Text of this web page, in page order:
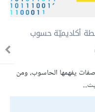
أكاديميّة حسوب
يفهمها الحاسوب، ومن